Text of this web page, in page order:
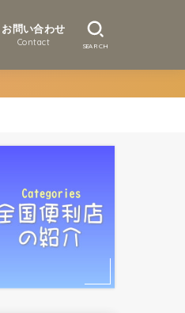
お問い合わせ
Contact SEARCH